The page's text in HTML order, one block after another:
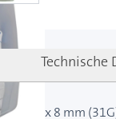
Technische
0,25 x 8 mm